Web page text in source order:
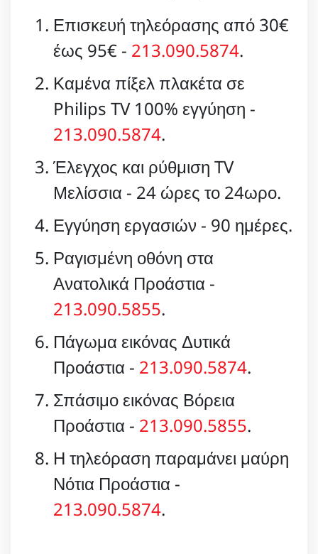
Επισκευή τηλεόρασης από 30€
έως 95€ - 213.090.5874.
Καμένα πίξελ πλακέτα σε
Philips TV 100% εγγύηση -
213.090.5874.
Έλεγχος και ρύθμιση TV
Μελίσσια - 24 ώρες το 24ωρο.
Εγγύηση εργασιών - 90 ημέρες.
Ραγισμένη οθόνη στα
Ανατολικά Προάστια -
213.090.5855.
Πάγωμα εικόνας Δυτικά
Προάστια - 213.090.5874.
Σπάσιμο εικόνας Βόρεια
Προάστια - 213.090.5855.
Η τηλεόραση παραμάνει μαύρη
Νότια Προάστια -
213.090.5874.